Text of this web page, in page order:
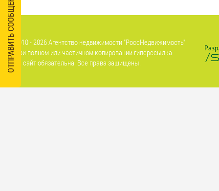
2010 - 2026 Агентство недвижимости "РоссНедвижимость"
При полном или частичном копировании гиперссылка
на сайт обязательна. Все права защищены.
ОТПРАВИТЬ СООБЩЕНИЕ